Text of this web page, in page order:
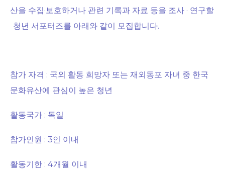
산을 수집·보호하거나 관련 기록과 자료 등을 조사 · 연구할
청년 서포터즈를 아래와 같이 모집합니다.
참가 자격 : 국외 활동 희망자 또는 재외동포 자녀 중 한국
문화유산에 관심이 높은 청년
활동국가 : 독일
참가인원 : 3인 이내
활동기한 : 4개월 이내